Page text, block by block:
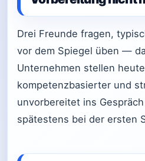
Drei Freunde fragen,
vor dem Spiegel üben —
Unternehmen stellen
kompetenzbasierter und
unvorbereitet ins
spätestens bei der ersten